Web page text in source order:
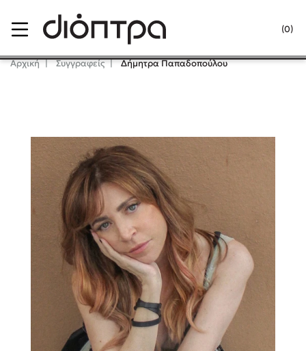
(0)
Κλείσιμο
Lidia Branković
Το ξενοδοχείο των συναισθημάτων
Χάρης Πολίτης
Καθρέφτης
Αρχική Συγγραφείς Δήμητρα Παπαδοπούλου